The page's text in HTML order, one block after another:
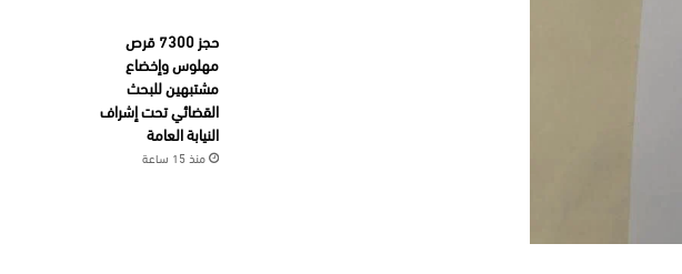
حجز 7300 قرص
مهلوس وإخضاع
مشتبهين للبحث
القضائي تحت إشراف
النيابة العامة
منذ 15 ساعة